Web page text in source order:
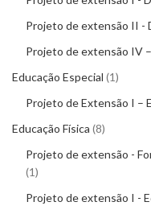
Projeto de extensão II -
Projeto de extensão IV
Educação Especial 1
Projeto de Extensão I –
Educação Física 8
Projeto de extensão -
1
Projeto de extensão I -